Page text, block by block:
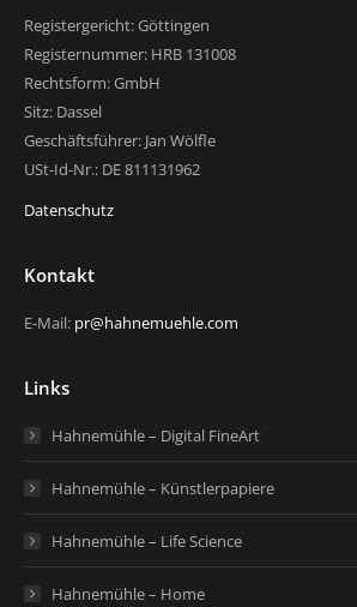
Registergericht: Göttingen
Registernummer: HRB 131008
Rechtsform: GmbH
Sitz: Dassel
Geschäftsführer: Jan Wölfle
USt-Id-Nr.: DE 811131962
Datenschutz
Kontakt
E-Mail: pr@hahnemuehle.com
Links
Hahnemühle – Digital FineArt
Hahnemühle – Künstlerpapiere
Hahnemühle – Life Science
Hahnemühle – Home